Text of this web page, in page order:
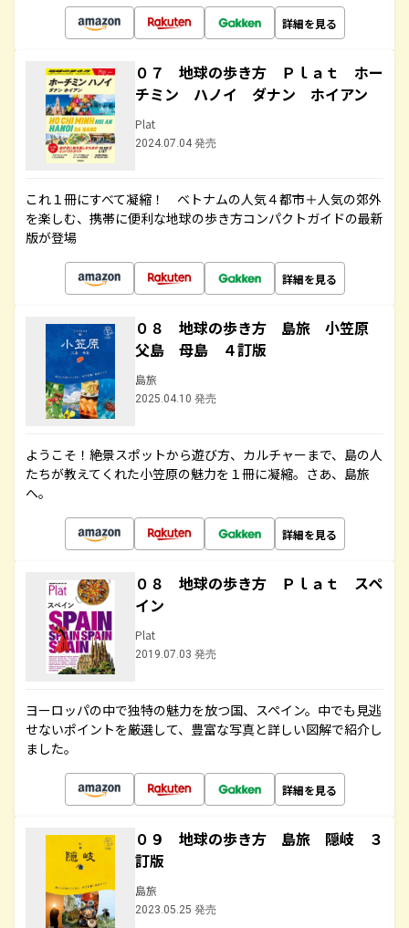
詳細を見る
０７ 地球の歩き方 Ｐｌａｔ ホー
チミン ハノイ ダナン ホイアン
Plat
2024.07.04 発売
これ１冊にすべて凝縮！ ベトナムの人気４都市＋人気の郊外
を楽しむ、携帯に便利な地球の歩き方コンパクトガイドの最新
版が登場
詳細を見る
０８ 地球の歩き方 島旅 小笠原
父島 母島 ４訂版
島旅
2025.04.10 発売
ようこそ！絶景スポットから遊び方、カルチャーまで、島の人
たちが教えてくれた小笠原の魅力を１冊に凝縮。さあ、島旅
へ。
詳細を見る
０８ 地球の歩き方 Ｐｌａｔ スペ
イン
Plat
2019.07.03 発売
ヨーロッパの中で独特の魅力を放つ国、スペイン。中でも見逃
せないポイントを厳選して、豊富な写真と詳しい図解で紹介し
ました。
詳細を見る
０９ 地球の歩き方 島旅 隠岐 ３
訂版
島旅
2023.05.25 発売